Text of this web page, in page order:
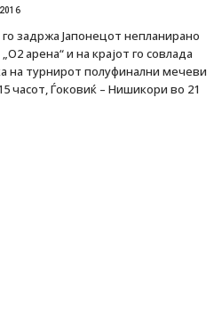
задржа Јапонецот непланирано
арена“ и на крајот го совлада
на турнирот полуфинални мечеви
часот, Ѓоковиќ – Нишикори во 21